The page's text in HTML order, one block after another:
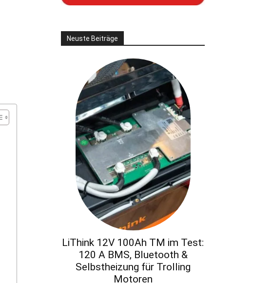
Neuste Beiträge
LiThink 12V 100Ah TM im Test:
120 A BMS, Bluetooth &
Selbstheizung für Trolling
Motoren